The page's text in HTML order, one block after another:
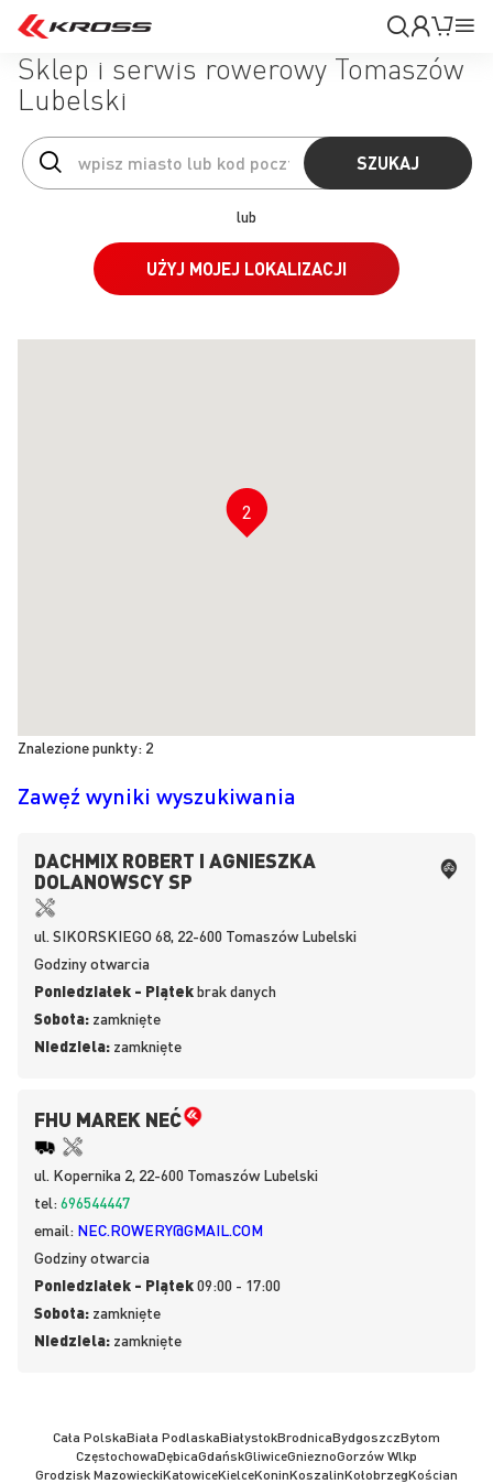
Mój
Moje
konto
Sklep i serwis rowerowy Tomaszów
Lubelski
SZUKAJ
lub
UŻYJ MOJEJ LOKALIZACJI
Znalezione punkty: 2
Zawęź wyniki wyszukiwania
DACHMIX ROBERT I AGNIESZKA
DOLANOWSCY SP
ul. SIKORSKIEGO 68, 22-600 Tomaszów Lubelski
Godziny otwarcia
Poniedziałek - Piątekbrak danych
Sobota: zamknięte
Niedziela: zamknięte
FHU MAREK NEĆ
ul. Kopernika 2, 22-600 Tomaszów Lubelski
tel:696544447
email: NEC.ROWERY@GMAIL.COM
Godziny otwarcia
Poniedziałek - Piątek09:00 - 17:00
Sobota: zamknięte
Niedziela: zamknięte
2
Cała PolskaBiała PodlaskaBiałystokBrodnicaBydgoszczBytom
CzęstochowaDębicaGdańskGliwiceGnieznoGorzów Wlkp
Grodzisk MazowieckiKatowiceKielceKoninKoszalinKołobrzegKościan